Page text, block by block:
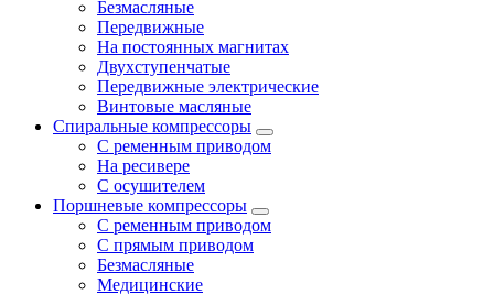
Безмасляные
Передвижные
На постоянных магнитах
Двухступенчатые
Передвижные электрические
Винтовые масляные
Спиральные компрессоры
С ременным приводом
На ресивере
С осушителем
Поршневые компрессоры
С ременным приводом
С прямым приводом
Безмасляные
Медицинские